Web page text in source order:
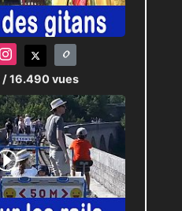
/ 16.490 vues